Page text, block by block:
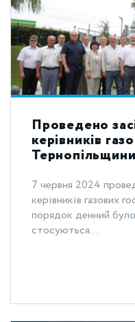
Проведено
керівників
Тернопільщини
7 червня 2024
керівників газових
порядок денний
стосуються...